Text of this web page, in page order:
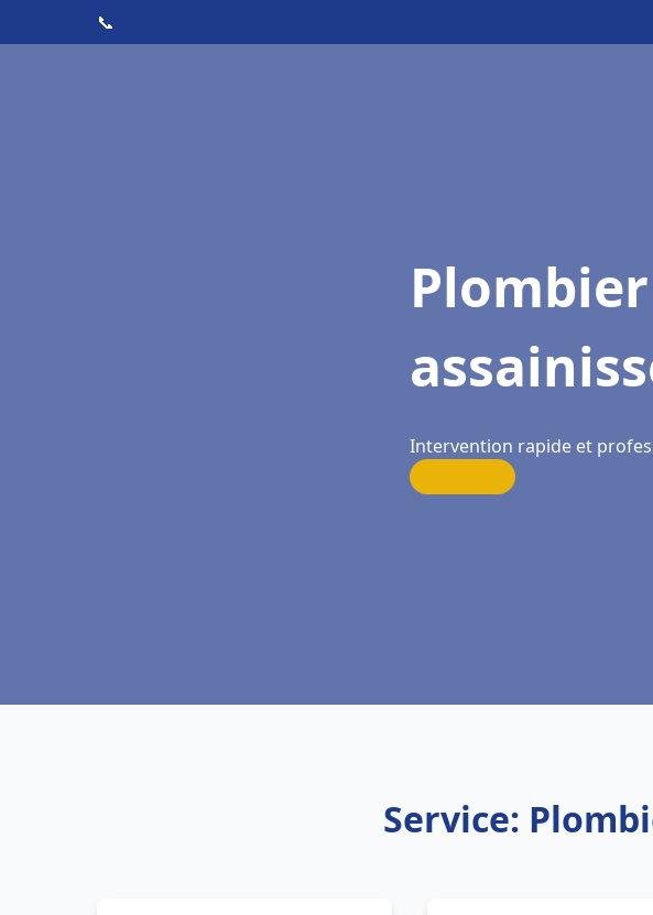
📞
Plombier
Intervention rapide et
Service: